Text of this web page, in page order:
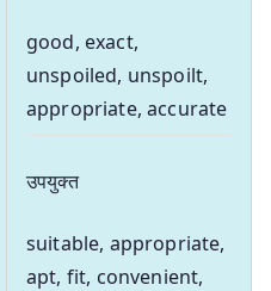
good, exact,
unspoiled, unspoilt,
appropriate, accurate
उपयुक्त
suitable, appropriate,
apt, fit, convenient,